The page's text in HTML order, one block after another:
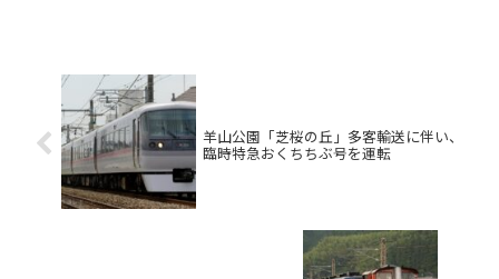
羊山公園「芝桜の丘」多客輸送に伴い、
臨時特急おくちちぶ号を運転